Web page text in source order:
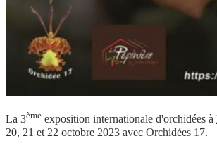
La 3ème exposition internationale d'orchidées à
20, 21 et 22 octobre 2023 avec Orchidées 17.